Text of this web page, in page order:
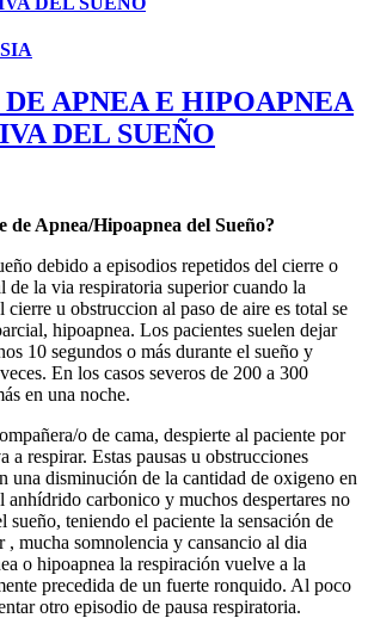
APNEA E HIPOAPNEA
DEL SUEÑO
de Apnea/Hipoapnea del Sueño?
debido a episodios repetidos del cierre o
de la via respiratoria superior cuando la
cierre u obstruccion al paso de aire es total se
hipoapnea. Los pacientes suelen dejar
10 segundos o más durante el sueño y
En los casos severos de 200 a 300
en una noche.
o de cama, despierte al paciente por
a respirar. Estas pausas u obstrucciones
una disminución de la cantidad de oxigeno en
anhídrido carbonico y muchos despertares no
sueño, teniendo el paciente la sensación de
, mucha somnolencia y cansancio al dia
o hipoapnea la respiración vuelve a la
precedida de un fuerte ronquido. Al poco
otro episodio de pausa respiratoria.